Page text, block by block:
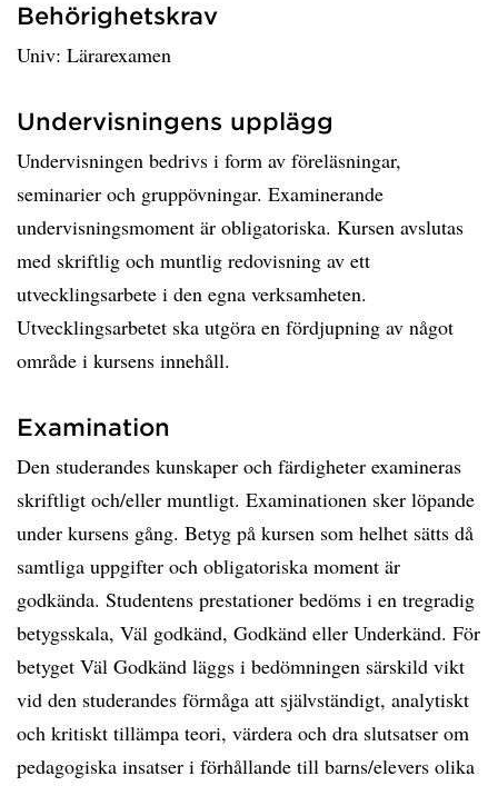
Behörighetskrav
Univ: Lärarexamen
Undervisningens upplägg
Undervisningen bedrivs i form av föreläsningar,
seminarier och gruppövningar. Examinerande
undervisningsmoment är obligatoriska. Kursen avslutas
med skriftlig och muntlig redovisning av ett
utvecklingsarbete i den egna verksamheten.
Utvecklingsarbetet ska utgöra en fördjupning av något
område i kursens innehåll.
Examination
Den studerandes kunskaper och färdigheter examineras
skriftligt och/eller muntligt. Examinationen sker löpande
under kursens gång. Betyg på kursen som helhet sätts då
samtliga uppgifter och obligatoriska moment är
godkända. Studentens prestationer bedöms i en tregradig
betygsskala, Väl godkänd, Godkänd eller Underkänd. För
betyget Väl Godkänd läggs i bedömningen särskild vikt
vid den studerandes förmåga att självständigt, analytiskt
och kritiskt tillämpa teori, värdera och dra slutsatser om
pedagogiska insatser i förhållande till barns/elevers olika